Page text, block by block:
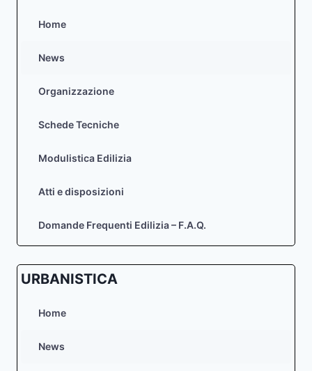
Home
News
Organizzazione
Schede Tecniche
Modulistica Edilizia
Atti e disposizioni
Domande Frequenti Edilizia – F.A.Q.
URBANISTICA
Home
News